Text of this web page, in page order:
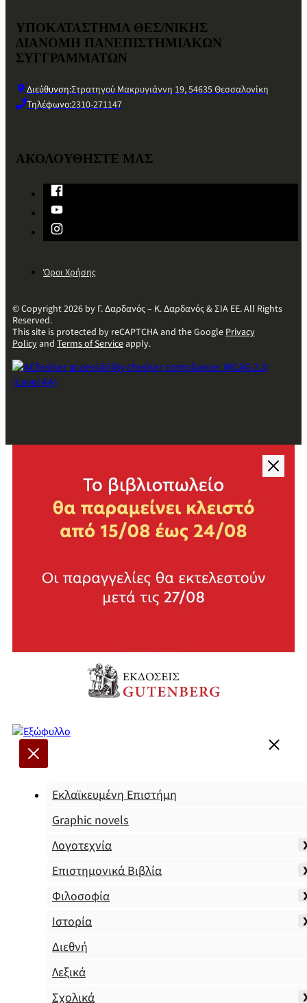
ΥΠΟΚΑΤΑΣΤΗΜΑ ΘΕΣ/ΝΙΚΗΣ
ΔΙΑΝΟΜΗ ΠΑΝΕΠΙΣΤΗΜΙΑΚΩΝ
ΣΥΓΓΡΑΜΜΑΤΩΝ
Διεύθυνση:Στρατηγού Μακρυγιάννη 19, 54635 Θεσσαλονίκη
Τηλέφωνο:2310-271147
ΑΚΟΛΟΥΘΗΣΤΕ ΜΑΣ
Όροι Χρήσης
© Copyright 2026 by Γ. Δαρδανός – Κ. Δαρδανός & ΣΙΑ ΕΕ. All Rights
Reserved.
This site is protected by reCAPTCHA and the GooglePrivacy
Policyand Terms of Serviceapply.
Εκλαϊκευμένη Επιστήμη
Graphic novels
Λογοτεχνία
Επιστημονικά Βιβλία
Φιλοσοφία
Ιστορία
Διεθνή
Λεξικά
Σχολικά